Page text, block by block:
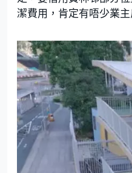
潔費用，肯定有唔少業主